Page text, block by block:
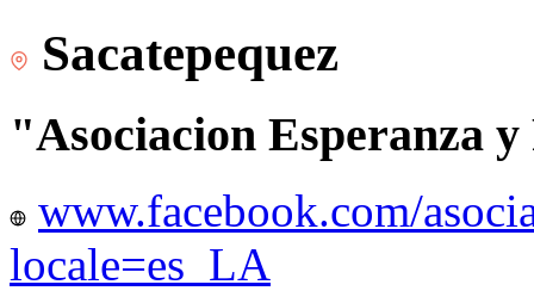
Sacatepequez
"Asociacion Esperanza
www.facebook.com/
locale=es_LA